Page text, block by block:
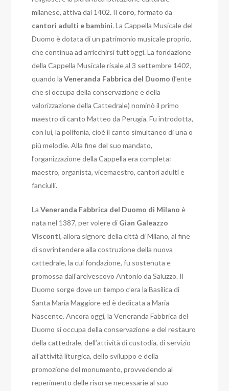
milanese, attiva dal 1402. Il coro, formato da
cantori adulti e bambini. La Cappella Musicale del
Duomo è dotata di un patrimonio musicale proprio,
che continua ad arricchirsi tutt’oggi.La fondazione
della Cappella Musicale risale al 3 settembre 1402,
quando laVeneranda Fabbrica del Duomo(l’ente
che si occupa della conservazione e della
valorizzazione della Cattedrale) nominò il primo
maestro di canto Matteo da Perugia. Fu introdotta,
con lui, la polifonia, cioè il canto simultaneo di una o
più melodie. Alla fine del suo mandato,
l’organizzazione della Cappella era completa:
maestro, organista, vicemaestro, cantori adulti e
fanciulli.
LaVeneranda Fabbrica del Duomo di Milano è
nata nel 1387, per volere di Gian Galeazzo
Visconti, allora signore della città di Milano, al fine
di sovrintendere alla costruzione della nuova
cattedrale, la cui fondazione, fu sostenuta e
promossa dall’arcivescovo Antonio da Saluzzo. Il
Duomo sorge dove un tempo c’era la Basilica di
Santa Maria Maggiore ed è dedicata a Maria
Nascente.Ancora oggi, la Veneranda Fabbrica del
Duomo si occupa della conservazione e del restauro
della cattedrale, dell’attività di custodia, di servizio
all’attività liturgica, dello sviluppo e della
promozione del monumento, provvedendo al
reperimento delle risorse necessarie al suo